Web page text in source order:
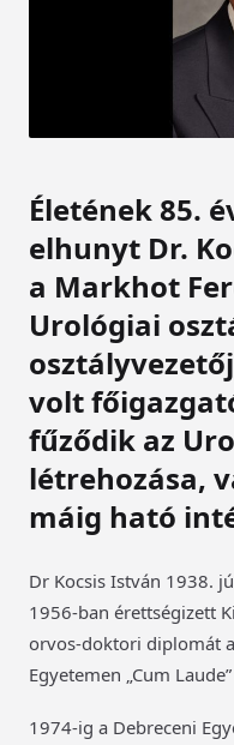
Életének 85.
elhunyt Dr.
a Markhot
Urológiai
volt
fűződik az
létrehozása,
máig ható
Dr Kocsis István 1938.
1956-ban érettségizett
orvos-doktori diplomát
Egyetemen „Cum
1974-ig a Debreceni